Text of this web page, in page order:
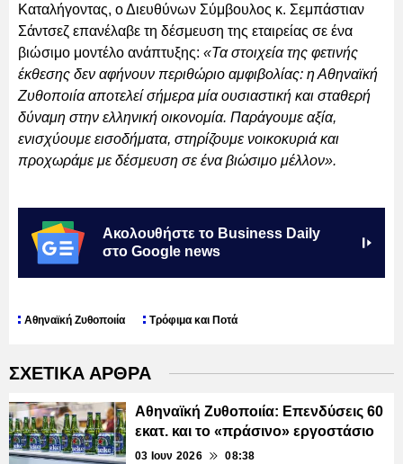
Καταλήγοντας, ο Διευθύνων Σύμβουλος κ. Σεμπάστιαν
Σάντσεζ επανέλαβε τη δέσμευση της εταιρείας σε ένα
βιώσιμο μοντέλο ανάπτυξης: «Τα στοιχεία της φετινής
έκθεσης δεν αφήνουν περιθώριο αμφιβολίας: η Αθηναϊκή
Ζυθοποιία αποτελεί σήμερα μία ουσιαστική και σταθερή
δύναμη στην ελληνική οικονομία. Παράγουμε αξία,
ενισχύουμε εισοδήματα, στηρίζουμε νοικοκυριά και
προχωράμε με δέσμευση σε ένα βιώσιμο μέλλον».
Ακολουθήστε το Business Daily
στο Google news
Αθηναϊκή Ζυθοποιία Τρόφιμα και Ποτά
ΣΧΕΤΙΚΑ ΑΡΘΡΑ
Αθηναϊκή Ζυθοποιία: Επενδύσεις 60
εκατ. και το «πράσινο» εργοστάσιο
03 Ιουν 2026 08:38